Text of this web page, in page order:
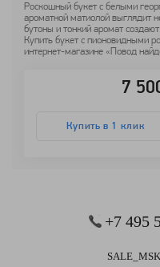
Роскошный букет с белыми
ароматной матиолой выглядит
бутоны и тонкий аромат
Купить букет с пионовидными
интернет-магазине «Повод
7
Купить в 1 клик
+7 495